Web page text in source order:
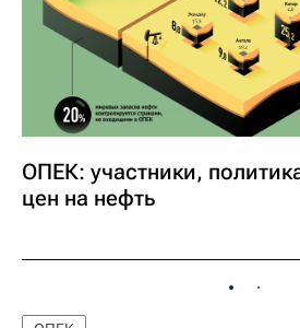
ОПЕК: участники,
цен на нефть